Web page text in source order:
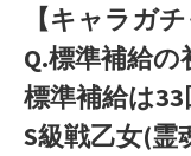
【キャラガチ
Q.標準補給の
標準補給は
S級戦乙女(霊